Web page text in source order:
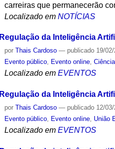
carreiras que permanecerão
Localizado em NOTÍCIAS
Regulação da Inteligência
porThais Cardoso — publicado 19/
Evento público, Evento online,
Localizado em EVENTOS
Regulação da Inteligência
porThais Cardoso — publicado 12/
Evento público, Evento online, União
Localizado em EVENTOS